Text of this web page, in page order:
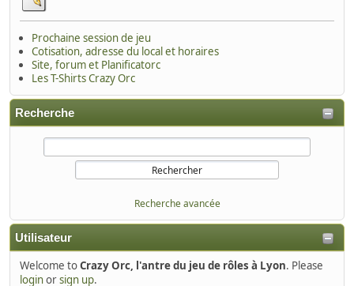
Prochaine session de jeu
Cotisation, adresse du local et horaires
Site, forum et Planificatorc
Les T-Shirts Crazy Orc
Recherche
Recherche avancée
Utilisateur
Welcome toCrazy Orc, l'antre du jeu de rôles à Lyon. Please
loginorsign up.